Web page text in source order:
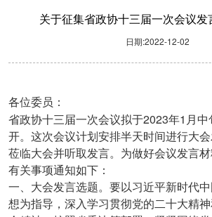
关于征集省政协十三届一次会议发
日期:2022-12-02
各位委员：
省政协十三届一次会议拟于2023年1 月
开。这次会议计划安排半天时间进行大
莅临大会并听取发言。为做好会议发言
有关事项通知如下：
一、大会发言选题。要以习近平新时代
想为指导，深入学习贯彻党的二十大精